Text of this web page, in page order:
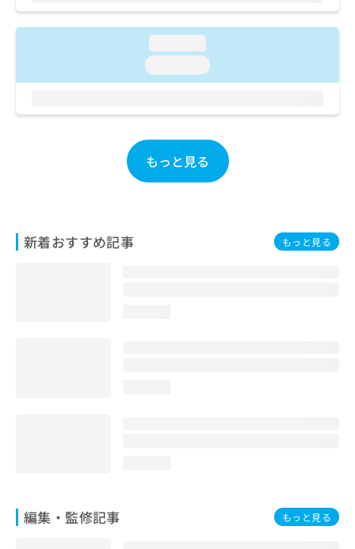
もっと見る
新着おすすめ記事 もっと見る
編集・監修記事 もっと見る
お
問